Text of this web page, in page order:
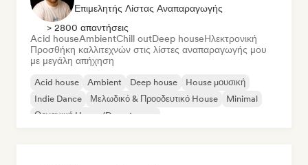
Επιμελητής Λίστας Αναπαραγωγής
> 2800 απαντήσεις
Acid houseAmbientChill outDeep houseΗλεκτρονική
Προσθήκη καλλιτεχνών στις λίστες αναπαραγωγής μου
με μεγάλη απήχηση
Acid house Ambient Deep house
House μουσική
Indie Dance
Μελωδικό & Προοδευτικό House
Minimal
Οργανική House/Downtempo